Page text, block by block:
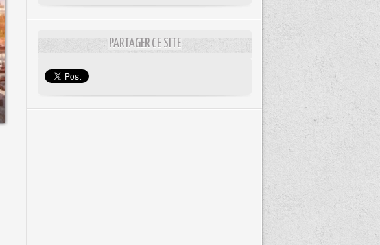
PARTAGER CE SITE